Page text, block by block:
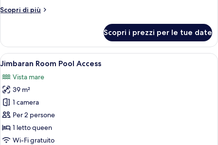
Scopri di più
Altri
Deluxe
Scopri i prezzi per le tue date
Apri
tutte
le
foto
per
Jimbaran
Room
Pool
Una camera d'albergo moderna con
13
Jimbaran Room Pool Access
Vista mare
39 m²
1 camera
Per 2 persone
1 letto queen
Wi-Fi gratuito